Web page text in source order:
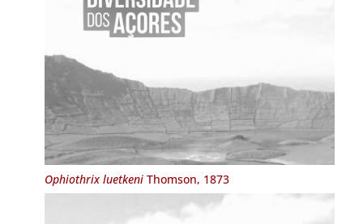
Ophiothrix luetkeniThomson, 1873